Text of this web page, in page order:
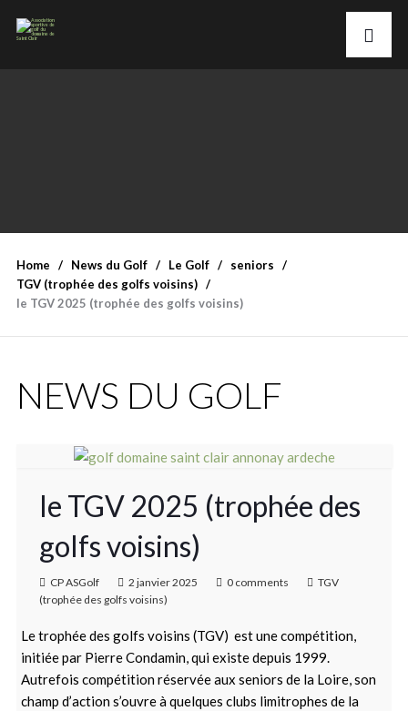
Home News du Golf Le Golf
seniors
TGV (trophée des golfs voisins)
le TGV 2025 (trophée des golfs voisins)
NEWS DU GOLF
le TGV 2025 (trophée des
golfs voisins)
CP ASGolf 2 janvier 2025 0 comments
TGV
(trophée des golfs voisins)
Le trophée des golfs voisins (TGV) est une compétition,
initiée par Pierre Condamin, qui existe depuis 1999.
Autrefois compétition réservée aux seniors de la Loire, son
champ d’action s’ouvre à quelques clubs limitrophes de la